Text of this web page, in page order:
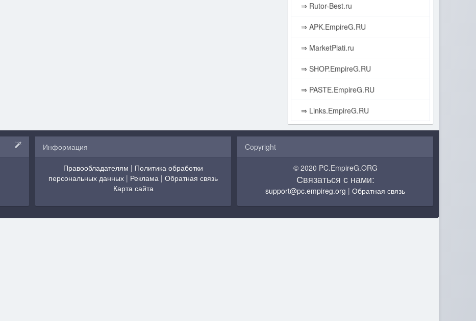
⇒ Rutor-Best.ru
⇒ APK.EmpireG.RU
⇒ MarketPlati.ru
⇒ SHOP.EmpireG.RU
⇒ PASTE.EmpireG.RU
⇒ Links.EmpireG.RU
Информация
Правообладателям | Политика обработки
персональных данных | Реклама | Обратная связь
Карта сайта
Copyright
© 2020 PC.EmpireG.ORG
Связаться с нами:
support@pc.empireg.org | Обратная связь